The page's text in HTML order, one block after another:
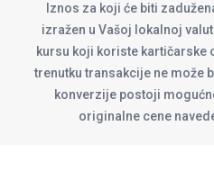
Iznos za koji će biti
izražen u Vašoj lokalnoj
kursu koji koriste kartičarske
trenutku transakcije ne može
konverzije postoji
originalne cene